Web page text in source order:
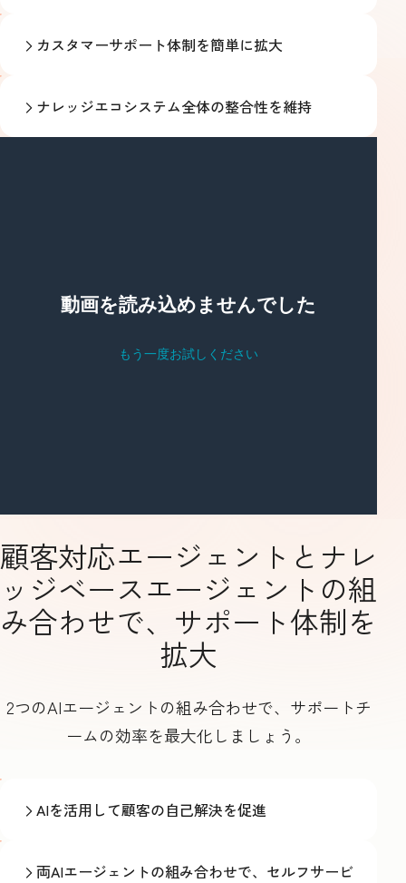
カスタマーサポート体制を簡単に拡大
ナレッジエコシステム全体の整合性を維持
顧客対応エージェントとナレ
ッジベースエージェントの組
み合わせで、サポート体制を
拡大
2つのAIエージェントの組み合わせで、サポートチ
ームの効率を最大化しましょう。
AIを活用して顧客の自己解決を促進
両AIエージェントの組み合わせで、セルフサービ